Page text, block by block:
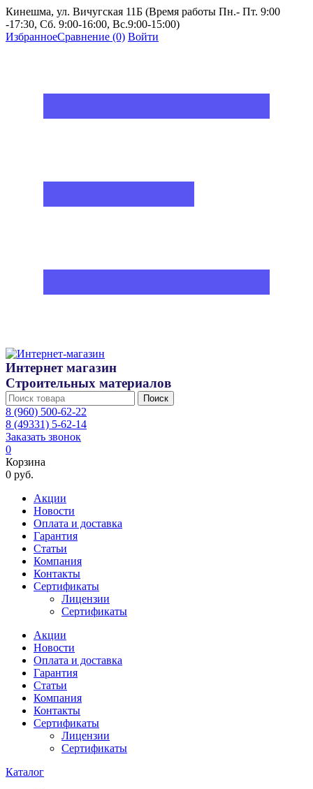
Кинешма, ул. Вичугская 11Б (Время работы Пн.- Пт. 9:00
-17:30, Сб. 9:00-16:00, Вс.9:00-15:00)
ИзбранноеСравнение (0) Войти
Интернет магазин
Строительных материалов
Поиск
8 (960) 500-62-22
8 (49331) 5-62-14
Заказать звонок
0
Корзина
0 руб.
Акции
Новости
Оплата и доставка
Гарантия
Статьи
Компания
Контакты
Сертификаты
Лицензии
Сертификаты
Акции
Новости
Оплата и доставка
Гарантия
Статьи
Компания
Контакты
Сертификаты
Лицензии
Сертификаты
Каталог